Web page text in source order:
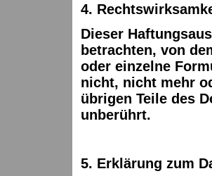
4.
Dieser
betrachten, von
oder einzelne
nicht, nicht mehr
übrigen Teile des
unberührt.
5. Erklärung zum